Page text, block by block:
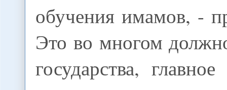
обучения имамов, -
Это во многом
государства,